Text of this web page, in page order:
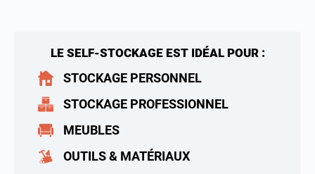
LE SELF-STOCKAGE EST IDÉAL POUR :
STOCKAGE PERSONNEL
STOCKAGE PROFESSIONNEL
MEUBLES
OUTILS & MATÉRIAUX